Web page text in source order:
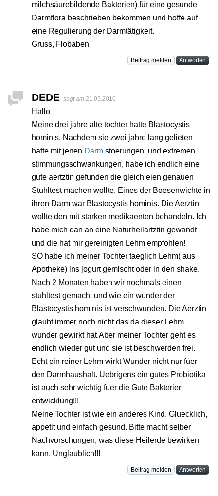
milchsäurebildende Bakterien) für eine gesunde
Darmflora beschrieben bekommen und hoffe auf
eine Regulierung der Darmtätigkeit.
Gruss, Flobaben
Beitrag melden Antworten
DEDE sagt am 21.05.2010
Hallo
Meine drei jahre alte tochter hatte Blastocystis
hominis. Nachdem sie zwei jahre lang gelieten
hatte mit jenen Darm stoerungen, und extremen
stimmungsschwankungen, habe ich endlich eine
gute aertztin gefunden die gleich eien genauen
Stuhltest machen wollte. Eines der Boesenwichte in
ihren Darm war Blastocystis hominis. Die Aerztin
wollte den mit starken medikaenten behandeln. Ich
habe mich dan an eine Naturheilartztin gewandt
und die hat mir gereinigten Lehm empfohlen!
SO habe ich meiner Tochter taeglich Lehm( aus
Apotheke) ins jogurt gemischt oder in den shake.
Nach 2 Monaten haben wir nochmals einen
stuhltest gemacht und wie ein wunder der
Blastocystis hominis ist verschwunden. Die Aerztin
glaubt immer noch nicht das da dieser Lehm
wunder gewirkt hat.Aber meiner Tochter geht es
endlich wieder gut und sie ist beschwerden frei.
Echt ein reiner Lehm wirkt Wunder nicht nur fuer
den Darmhaushalt. Uebrigens ein gutes Probiotika
ist auch sehr wichtig fuer die Gute Bakterien
entwicklung!!!
Meine Tochter ist wie ein anderes Kind. Gluecklich,
appetit und einfach gesund. Bitte macht selber
Nachvorschungen, was diese Heilerde bewirken
kann. Unglaublich!!!
Beitrag melden Antworten